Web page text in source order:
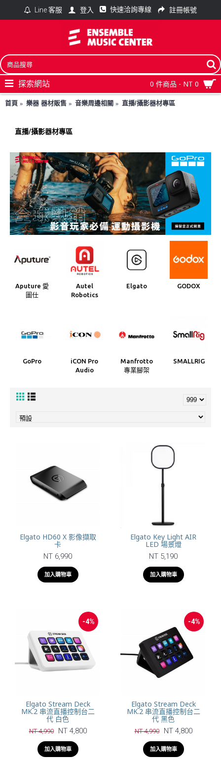
Line 客服 登入 快速洽詢專線 註冊帳號
0 件商品 - NT 0
探索網站
首頁 樂器 器材販售 音樂周邊相關 直播/攝影器材專區
直播/攝影器材專區
Aputure 愛
圖仕
Autel
Robotics
Elgato GODOX
GoPro
iCON Pro
Audio
Manfrotto
專業腳架
SMALLRIG
Elgato HD60 X 影像擷取
卡
NT 6,990
加入購物車
Elgato Key Light AIR
LED 場景燈
NT 5,190
加入購物車
-4%
Elgato Stream Deck
MK.2 串流直播控制台二
代 白色
NT 4,990 NT 4,800
加入購物車
-4%
Elgato Stream Deck
MK.2 串流直播控制台二
代 黑色
NT 4,990 NT 4,800
加入購物車